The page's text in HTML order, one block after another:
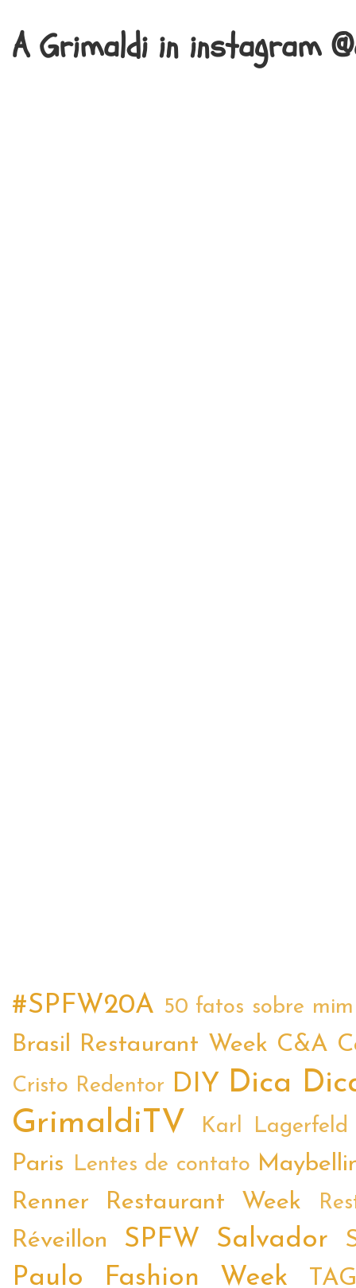
A Grimaldi in instagram
#SPFW20A 50 fatos sobre mim
Brasil Restaurant Week C&A
Cristo Redentor DIY Dica
GrimaldiTV Karl Lagerfeld
Paris Lentes de contato
Renner
Restaurant Week
Réveillon SPFW Salvador
Paulo Fashion Week TAG